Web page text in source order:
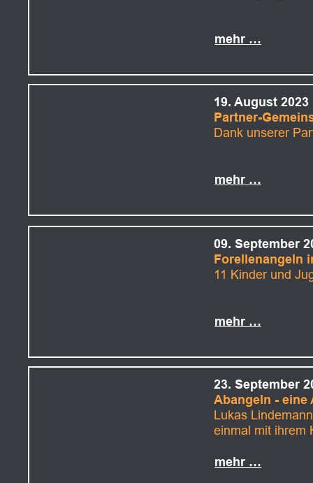
mehr …
19. August 2023
Partner-
Dank unserer
mehr …
09. September
Forellenangeln
11 Kinder und
mehr …
23. September
Abangeln - eine
Lukas
einmal mit ihrem
mehr …